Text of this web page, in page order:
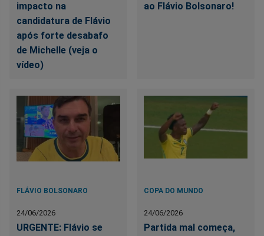
impacto na
candidatura de Flávio
após forte desabafo
de Michelle (veja o
vídeo)
ao Flávio Bolsonaro!
FLÁVIO BOLSONARO
24/06/2026
URGENTE: Flávio se
COPA DO MUNDO
24/06/2026
Partida mal começa,